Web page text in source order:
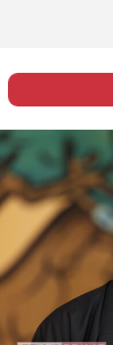
Page 1
Page 2